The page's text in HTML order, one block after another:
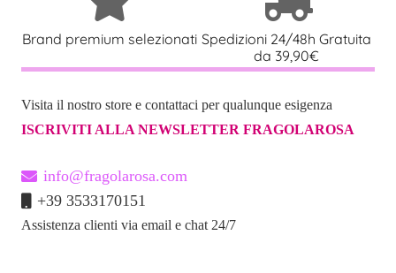
Brand premium selezionati Spedizioni 24/48h Gratuita
da 39,90€
Visita il nostro store e contattaci per qualunque esigenza
ISCRIVITI ALLA NEWSLETTER FRAGOLAROSA
info@fragolarosa.com
+39 3533170151
Assistenza clienti via email e chat 24/7